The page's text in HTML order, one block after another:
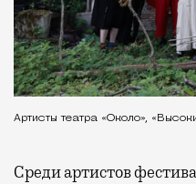
Артисты театра «Около»,
Среди артистов